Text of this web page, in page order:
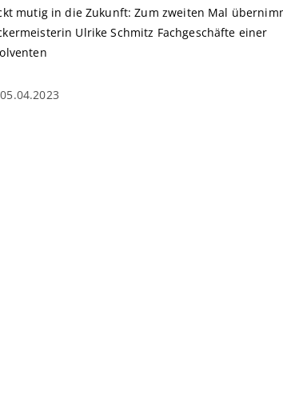
mutig in die Zukunft: Zum zweiten Mal
Ulrike Schmitz Fachgeschäfte einer
05.04.2023